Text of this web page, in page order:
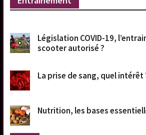
Législation COVID-19,
scooter autorisé ?
La prise de sang, quel intérêt
Nutrition, les bases